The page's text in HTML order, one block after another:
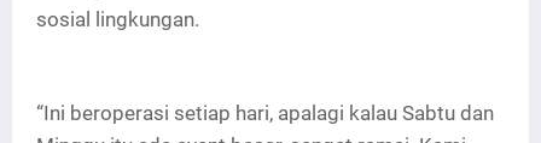
sosial lingkungan.
“Ini beroperasi setiap hari, apalagi kalau Sabtu dan